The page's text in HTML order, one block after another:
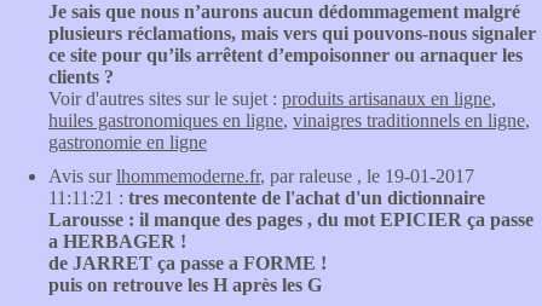
Je sais que nous n’aurons aucun dédommagement malgré
plusieurs réclamations, mais vers qui pouvons-nous signaler
ce site pour qu’ils arrêtent d’empoisonner ou arnaquer les
clients ?
Voir d'autres sites sur le sujet : produits artisanaux en ligne,
huiles gastronomiques en ligne, vinaigres traditionnels en ligne,
gastronomie en ligne
Avis surlhommemoderne.fr, par raleuse , le 19-01-2017
11:11:21 : tres mecontente de l'achat d'un dictionnaire
Larousse : il manque des pages , du mot EPICIER ça passe
a HERBAGER !
de JARRET ça passe a FORME !
puis on retrouve les H après les G